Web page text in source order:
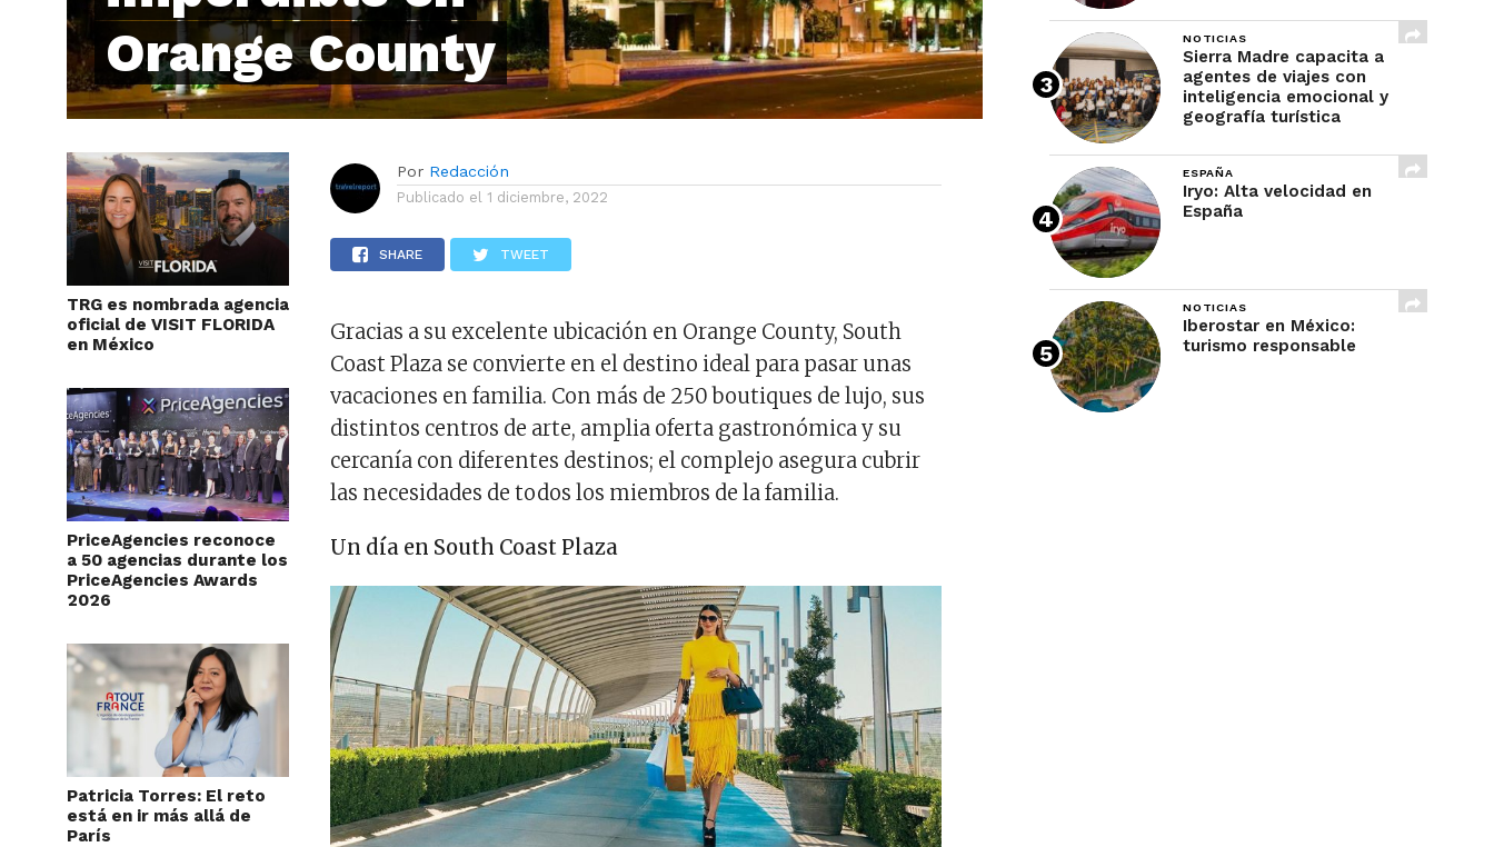
Orange County
TRG es nombrada agencia
oficial de VISIT FLORIDA
en México
PriceAgencies reconoce
a 50 agencias durante los
PriceAgencies Awards
2026
Patricia Torres: El reto
está en ir más allá de
París
Por Redacción
Publicado el 1 diciembre, 2022
SHARE TWEET
Gracias a su excelente ubicación en Orange County, South
Coast Plaza se convierte en el destino ideal para pasar unas
vacaciones en familia. Con más de 250 boutiques de lujo, sus
distintos centros de arte, amplia oferta gastronómica y su
cercanía con diferentes destinos; el complejo asegura cubrir
las necesidades de todos los miembros de la familia.
Un día en South Coast Plaza
NOTICIAS
Sierra Madre capacita a
agentes de viajes con
inteligencia emocional y
geografía turística
ESPAÑA
Iryo: Alta velocidad en
España
NOTICIAS
Iberostar en México:
turismo responsable